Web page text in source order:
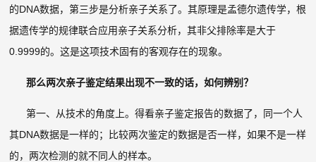
的DNA数据，第三步是分析亲子关系了。其原理是孟德尔遗传学，根
据遗传学的规律联合应用亲子关系分析，其非父排除率是大于
0.9999的。这是这项技术固有的客观存在的现象。
那么两次亲子鉴定结果出现不一致的话，如何辨别？
第一、从技术的角度上。得看亲子鉴定报告的数据了，同一个人
其DNA数据是一样的；比较两次鉴定的数据是否一样，如果不是一样
的，两次检测的就不同人的样本。